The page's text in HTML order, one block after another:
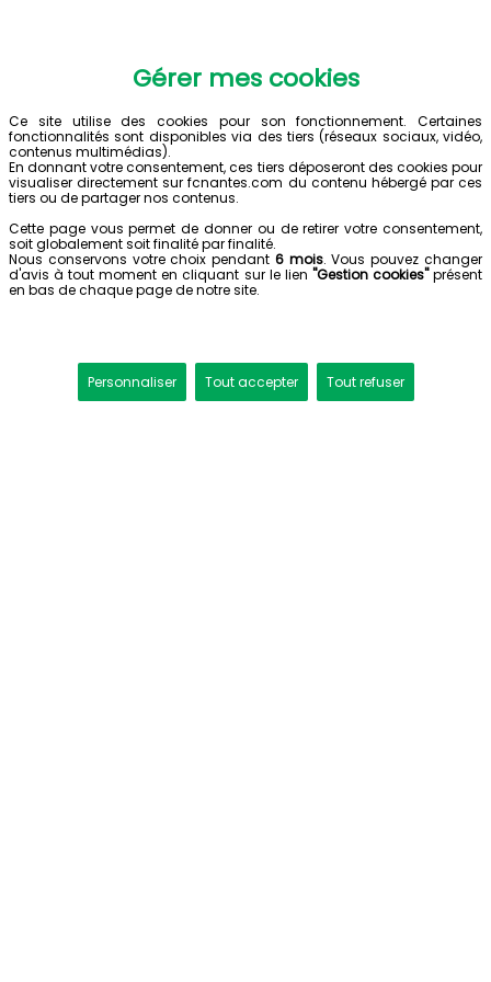
Gérer mes cookies
Ce site utilise des cookies pour son fonctionnement. Certaines
fonctionnalités sont disponibles via des tiers (réseaux sociaux, vidéo,
contenus multimédias).
En donnant votre consentement, ces tiers déposeront des cookies pour
visualiser directement sur fcnantes.com du contenu hébergé par ces
tiers ou de partager nos contenus.
Cette page vous permet de donner ou de retirer votre consentement,
soit globalement soit finalité par finalité.
Nous conservons votre choix pendant 6 mois. Vous pouvez changer
d'avis à tout moment en cliquant sur le lien "Gestion cookies"présent
en bas de chaque page de notre site.
Personnaliser Tout accepter Tout refuser